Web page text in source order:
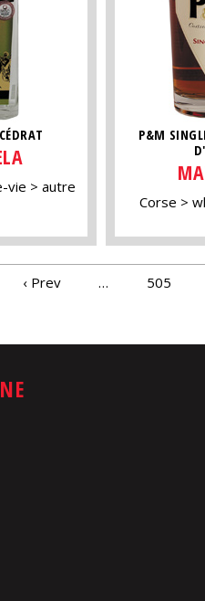
vie autre
P&M
Corse
‹ Prev … 505